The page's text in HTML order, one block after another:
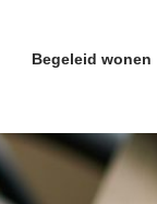
Begeleid wonen